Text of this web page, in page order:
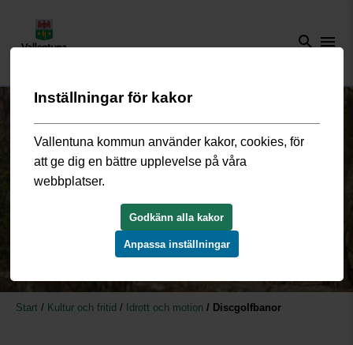
search menu
Start / Kultur och fritid / Idrott och motion / Discgolfbanor
Inställningar för kakor
Vallentuna kommun använder kakor, cookies, för
att ge dig en bättre upplevelse på våra
webbplatser.
Godkänn alla kakor
Anpassa inställningar